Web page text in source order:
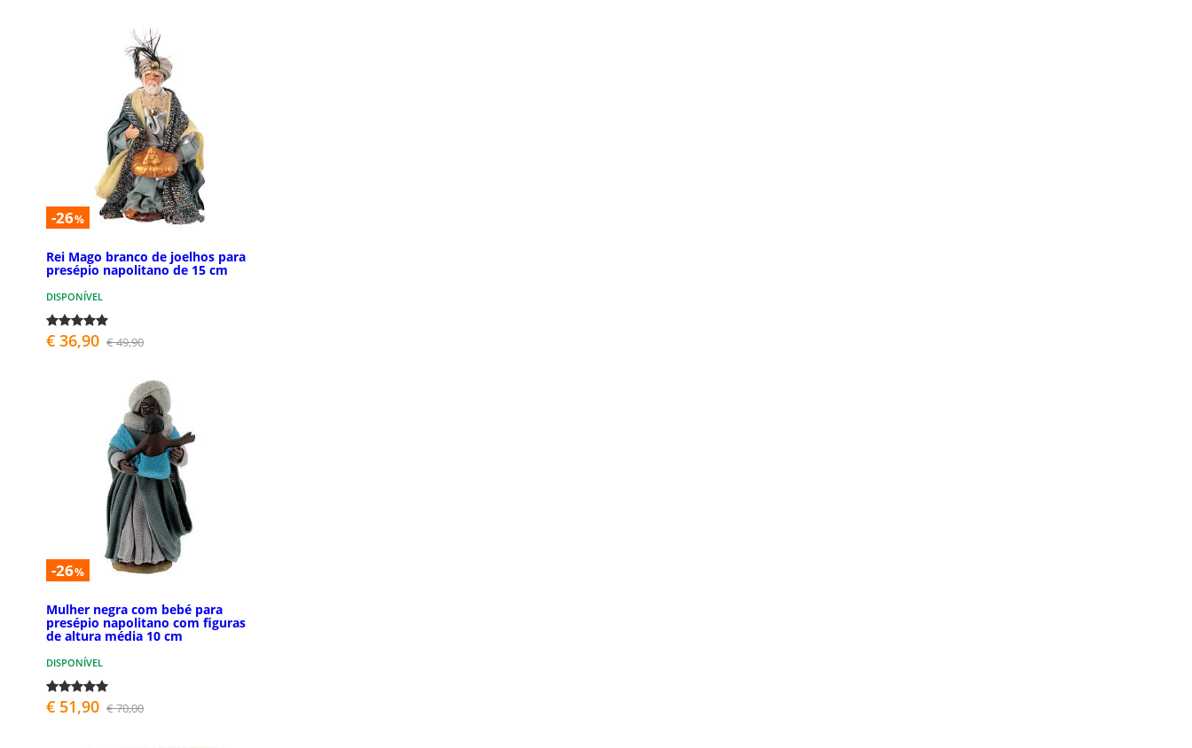
-26%
Rei Mago branco de joelhos para
presépio napolitano de 15 cm
DISPONÍVEL
€ 36,90 € 49,90
-26%
Mulher negra com bebé para
presépio napolitano com figuras
de altura média 10 cm
DISPONÍVEL
€ 51,90 € 70,00